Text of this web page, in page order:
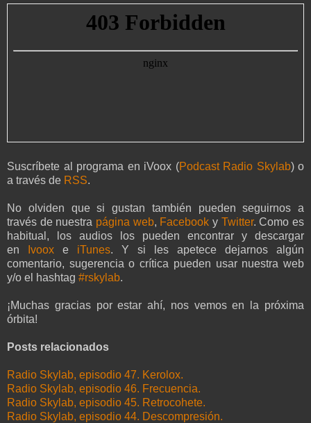
Suscríbete al programa en iVoox (Podcast Radio Skylab) o
a través de RSS.
No olviden que si gustan también pueden seguirnos a
través de nuestra página web, Facebook y Twitter. Como es
habitual, los audios los pueden encontrar y descargar
en
Ivoox e iTunes. Y si les apetece dejarnos algún
comentario, sugerencia o crítica pueden usar nuestra web
y/o el hashtag #rskylab.
¡Muchas gracias por estar ahí, nos vemos en la próxima
órbita!
Posts relacionados
Radio Skylab, episodio 47. Kerolox.
Radio Skylab, episodio 46. Frecuencia.
Radio Skylab, episodio 45. Retrocohete.
Radio Skylab, episodio 44. Descompresión.